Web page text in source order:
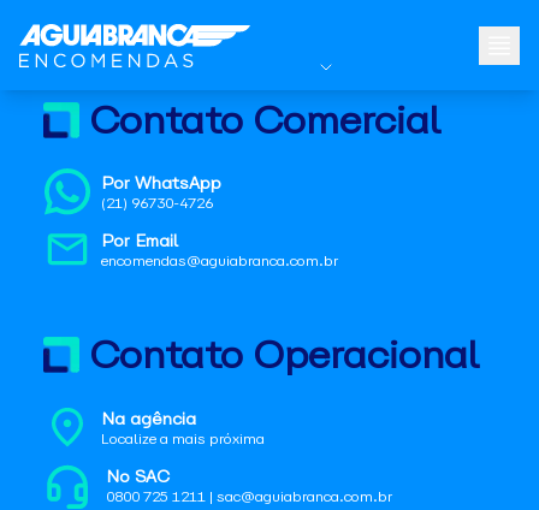
Contato Comercial
Por WhatsApp
(21) 96730-4726
Por Email
encomendas@aguiabranca.com.br
Contato Operacional
Na agência
Localize a mais próxima
No SAC
0800 725 1211 | sac@aguiabranca.com.br